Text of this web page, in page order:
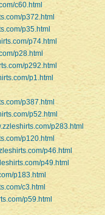
c60.html
p372.html
p35.html
p74.html
p28.html
p292.html
p1.html
p387.html
p52.html
p283.html
p120.html
p46.html
p49.html
p183.html
c3.html
p59.html